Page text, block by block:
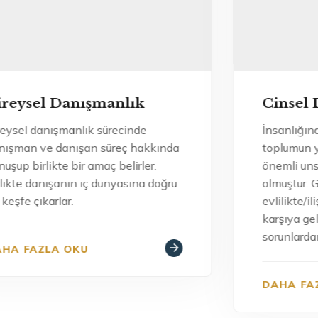
Cinsel Danışmanlık
İnsanlığından başından itibaren
toplumun yaşamını etkileyen en
önemli unsurlardan birisi cinsellik
olmuştur. Günümüzde pek çok insan
evlilikte/ilişkide çeşitli sorunlarla karşı
sorunlardan biri de cinsel sorunlardır.